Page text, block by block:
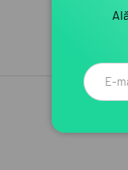
Email